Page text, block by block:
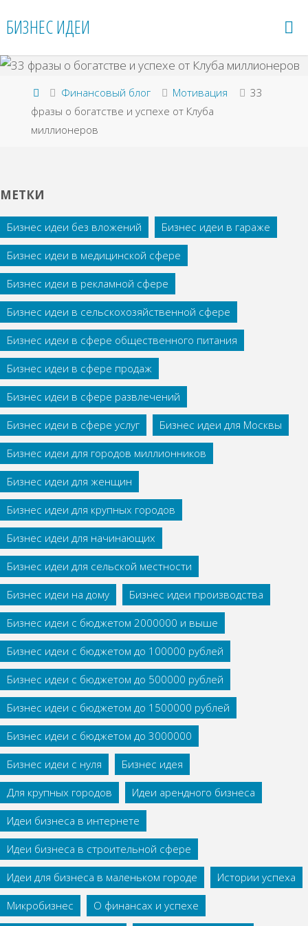
БИЗНЕС ИДЕИ
Главная
Финансовый блог Мотивация
33
фразы о богатстве и успехе от Клуба
миллионеров
МЕТКИ
Бизнес идеи без вложений
Бизнес идеи в гараже
Бизнес идеи в медицинской сфере
Бизнес идеи в рекламной сфере
Бизнес идеи в сельскохозяйственной сфере
Бизнес идеи в сфере общественного питания
Бизнес идеи в сфере продаж
Бизнес идеи в сфере развлечений
Бизнес идеи в сфере услуг
Бизнес идеи для Москвы
Бизнес идеи для городов миллионников
Бизнес идеи для женщин
Бизнес идеи для крупных городов
Бизнес идеи для начинающих
Бизнес идеи для сельской местности
Бизнес идеи на дому
Бизнес идеи производства
Бизнес идеи с бюджетом 2000000 и выше
Бизнес идеи с бюджетом до 100000 рублей
Бизнес идеи с бюджетом до 500000 рублей
Бизнес идеи с бюджетом до 1500000 рублей
Бизнес идеи с бюджетом до 3000000
Бизнес идеи с нуля
Бизнес идея
Для крупных городов
Идеи арендного бизнеса
Идеи бизнеса в интернете
Идеи бизнеса в строительной сфере
Идеи для бизнеса в маленьком городе
Истории успеха
Микробизнес
О финансах и успехе